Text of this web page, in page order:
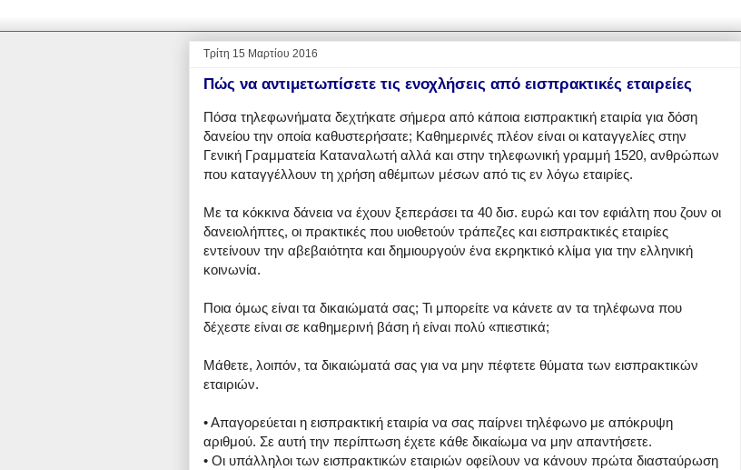
Τρίτη 15 Μαρτίου 2016
Πώς να αντιμετωπίσετε τις ενοχλήσεις από εισπρακτικές εταιρείες
Πόσα τηλεφωνήματα δεχτήκατε σήμερα από κάποια εισπρακτική εταιρία για δόση
δανείου την οποία καθυστερήσατε; Καθημερινές πλέον είναι οι καταγγελίες στην
Γενική Γραμματεία Καταναλωτή αλλά και στην τηλεφωνική γραμμή 1520, ανθρώπων
που καταγγέλλουν τη χρήση αθέμιτων μέσων από τις εν λόγω εταιρίες.
Με τα κόκκινα δάνεια να έχουν ξεπεράσει τα 40 δισ. ευρώ και τον εφιάλτη που ζουν οι
δανειολήπτες, οι πρακτικές που υιοθετούν τράπεζες και εισπρακτικές εταιρίες
εντείνουν την αβεβαιότητα και δημιουργούν ένα εκρηκτικό κλίμα για την ελληνική
κοινωνία.
Ποια όμως είναι τα δικαιώματά σας; Τι μπορείτε να κάνετε αν τα τηλέφωνα που
δέχεστε είναι σε καθημερινή βάση ή είναι πολύ «πιεστικά;
Μάθετε, λοιπόν, τα δικαιώματά σας για να μην πέφτετε θύματα των εισπρακτικών
εταιριών.
• Απαγορεύεται η εισπρακτική εταιρία να σας παίρνει τηλέφωνο με απόκρυψη
αριθμού. Σε αυτή την περίπτωση έχετε κάθε δικαίωμα να μην απαντήσετε.
• Οι υπάλληλοι των εισπρακτικών εταιριών οφείλουν να κάνουν πρώτα διασταύρωση